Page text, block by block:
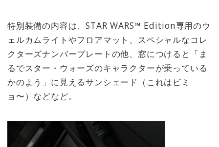
特別装備の内容は、STAR WARS™️ Edition専用のウ
ェルカムライトやフロアマット、スペシャルなコレ
クターズナンバープレートの他、窓につけると「ま
るでスター・ウォーズのキャラクターが乗っている
かのよう」に見えるサンシェード（これはビミ
ョ〜）などなど。